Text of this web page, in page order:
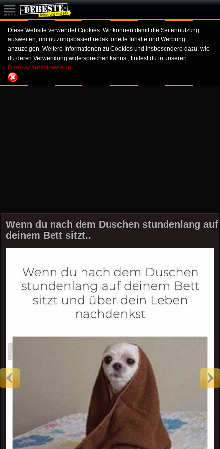
Diese Website verwendet Cookies. Wir können damit die Seitennutzung
auswerten, um nutzungsbasiert redaktionelle Inhalte und Werbung
anzuzeigen. Weitere Informationen zu Cookies und insbesondere dazu, wie
du deren Verwendung widersprechen kannst, findest du in unseren
Datenschutzhinweisen.
Wenn du nach dem Duschen stundenlang auf
deinem Bett sitzt..